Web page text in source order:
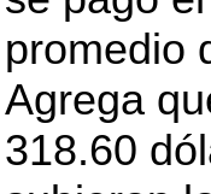
promedio
Agrega
318.60